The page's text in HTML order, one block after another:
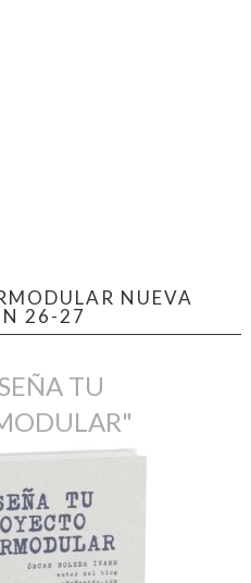
NUEVA
26-27
TU